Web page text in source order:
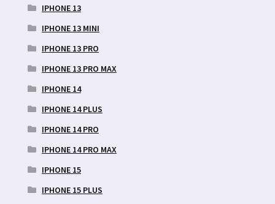
IPHONE 13
IPHONE 13 MINI
IPHONE 13 PRO
IPHONE 13 PRO MAX
IPHONE 14
IPHONE 14 PLUS
IPHONE 14 PRO
IPHONE 14 PRO MAX
IPHONE 15
IPHONE 15 PLUS